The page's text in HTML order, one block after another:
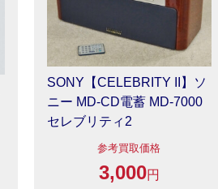
SONY【CELEBRITY II】ソ
ニー MD-CD電蓄 MD-7000
セレブリティ2
参考買取価格
3,000円